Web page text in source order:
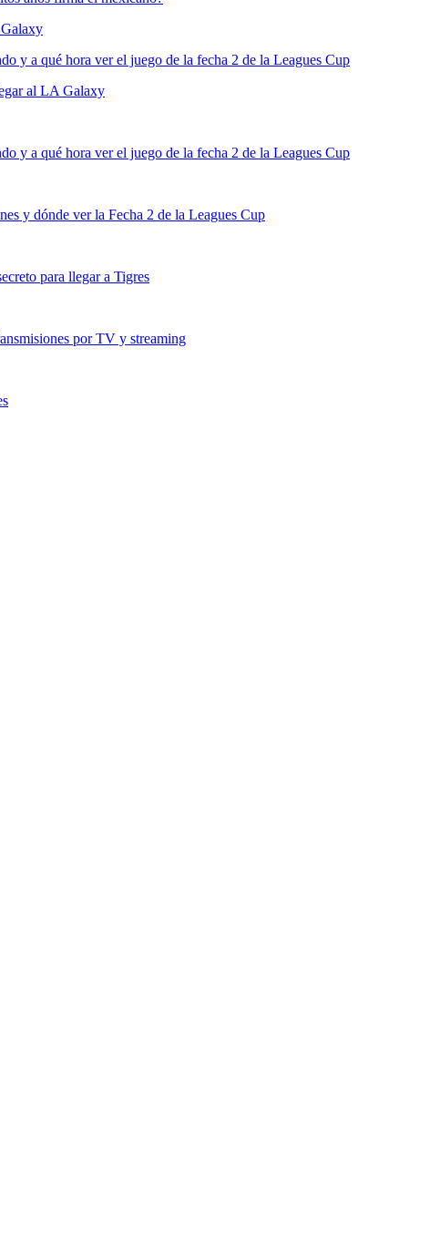
y a qué hora ver el juego de la fecha 2 de la Leagues Cup
al LA Galaxy
y a qué hora ver el juego de la fecha 2 de la Leagues Cup
y dónde ver la Fecha 2 de la Leagues Cup
para llegar a Tigres
por TV y streaming